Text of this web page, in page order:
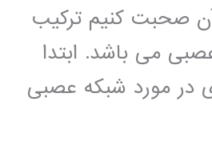
صحبت کنیم ترکیب
می باشد. ابتدا
مورد شبکه عصبی